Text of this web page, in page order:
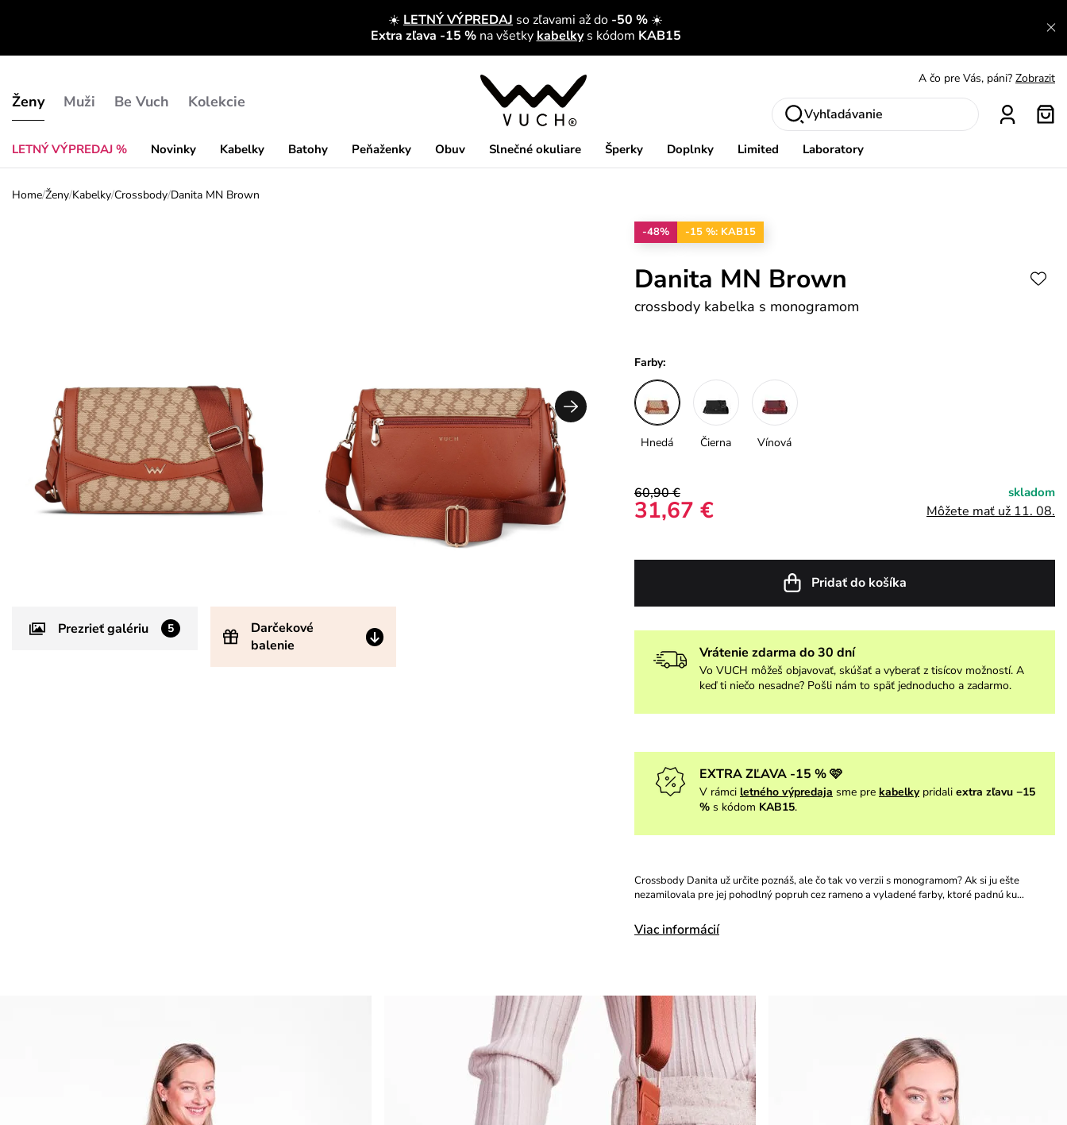
☀️ LETNÝ VÝPREDAJ so zľavami až do -50 % ☀️
Extra zľava -15 %na všetky kabelkys kódom KAB15
Ženy
LETNÝ VÝPREDAJ % Novinky Kabelky Batohy Peňaženky Obuv Slnečné okuliare Šperky Doplnky Limited Laboratory
Muži Be Vuch Kolekcie
A čo pre Vás, páni? Zobrazit
S čím chybu neurobíš? Pozri
Výmena a vrátenie zadarmo Zobraziť
Vyhľadávanie
Home/Ženy/Kabelky/Crossbody/Danita MN Brown
Prezrieť galériu 5
Darčekové
balenie
-48% -15 %: KAB15
Danita MN Brown
crossbody kabelka s monogramom
Farby:
Hnedá Čierna Vínová
60,90 €
31,67 €
skladom
Môžete mať už 11. 08.
Pridať do košíka
Vrátenie zdarma do 30 dní
Vo VUCH môžeš objavovať, skúšať a vyberať z tisícov možností. A
keď ti niečo nesadne? Pošli nám to späť jednoducho a zadarmo.
EXTRA ZĽAVA -15 % 🩷
V rámci letného výpredaja sme pre kabelky pridali extra zľavu −15
%s kódom KAB15.
Crossbody Danita už určite poznáš, ale čo tak vo verzii s monogramom? Ak si ju ešte
nezamilovala pre jej pohodlný popruh cez rameno a vyladené farby, ktoré padnú ku…
Viac informácií